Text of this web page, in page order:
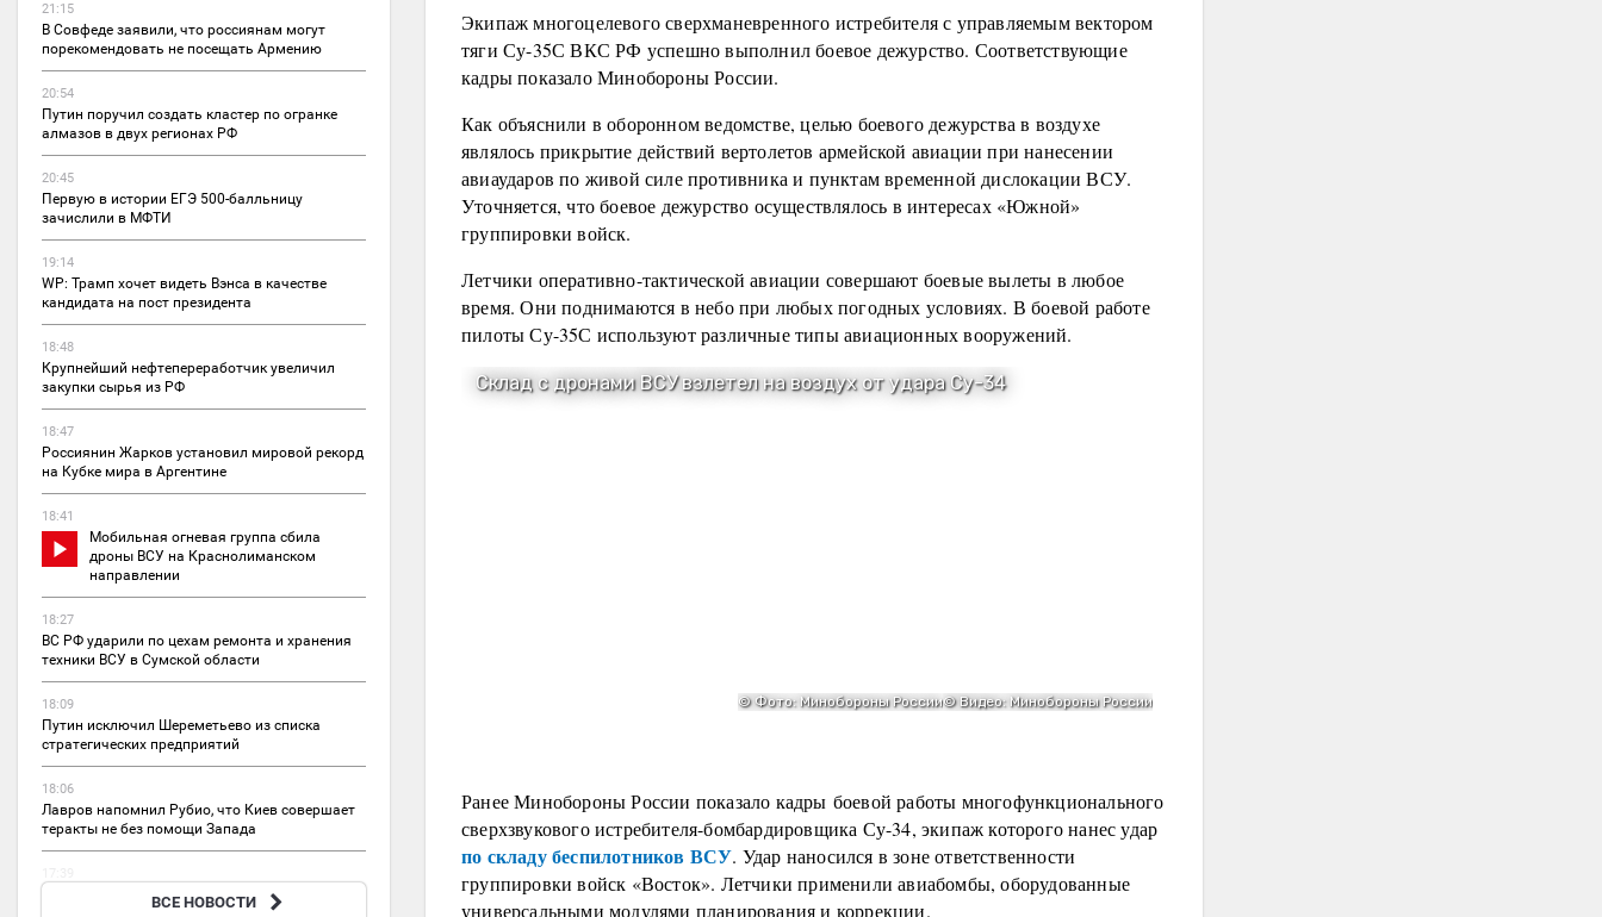
21:15
В Совфеде заявили, что россиянам могут
порекомендовать не посещать Армению
20:54
Путин поручил создать кластер по огранке
алмазов в двух регионах РФ
20:45
Первую в истории ЕГЭ 500-балльницу
зачислили в МФТИ
19:14
WP: Трамп хочет видеть Вэнса в качестве
кандидата на пост президента
18:48
Крупнейший нефтепереработчик увеличил
закупки сырья из РФ
18:47
Россиянин Жарков установил мировой рекорд
на Кубке мира в Аргентине
18:41
Мобильная огневая группа сбила
дроны ВСУ на Краснолиманском
направлении
18:27
ВС РФ ударили по цехам ремонта и хранения
техники ВСУ в Сумской области
18:09
Путин исключил Шереметьево из списка
стратегических предприятий
18:06
Лавров напомнил Рубио, что Киев совершает
теракты не без помощи Запада
В Минобороны Литвы предрекли атаку дронов
ВСЕ НОВОСТИ
Экипаж многоцелевого сверхманевренного истребителя с управляемым вектором
тяги Су-35С ВКС РФ успешно выполнил боевое дежурство. Соответствующие
кадры показало Минобороны России.
Как объяснили в оборонном ведомстве, целью боевого дежурства в воздухе
являлось прикрытие действий вертолетов армейской авиации при нанесении
авиаударов по живой силе противника и пунктам временной дислокации ВСУ.
Уточняется, что боевое дежурство осуществлялось в интересах «Южной»
группировки войск.
Летчики оперативно-тактической авиации совершают боевые вылеты в любое
время. Они поднимаются в небо при любых погодных условиях. В боевой работе
пилоты Су-35С используют различные типы авиационных вооружений.
Ранее Минобороны России показало кадры боевой работы многофункционального
сверхзвукового истребителя-бомбардировщика Су-34, экипаж которого нанес удар
по складу беспилотников ВСУ. Удар наносился в зоне ответственности
группировки войск «Восток». Летчики применили авиабомбы, оборудованные
универсальными модулями планирования и коррекции.